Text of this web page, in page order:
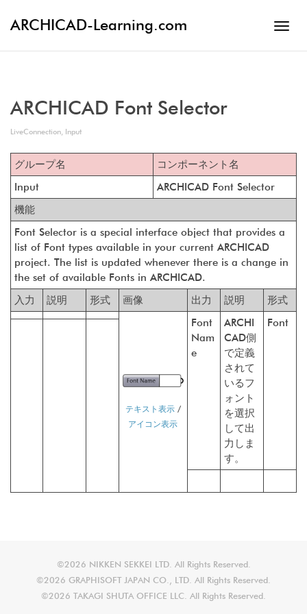
ARCHICAD-Learning.com
ARCHICAD Font Selector
LiveConnection, Input
グループ名
コンポーネント名
Input
ARCHICAD Font Selector
機能
Font Selector is a special interface object that provides a
list of Font types available in your current ARCHICAD
project. The list is updated whenever there is a change in
the set of available Fonts in ARCHICAD.
入力
説明 形式 画像
テキスト表示/
アイコン表示
出力 説明
形式
Font
Nam
e
ARCHI
CAD側
で定義
されて
いるフ
ォント
を選択
して出
力しま
す。
Font
©2026 NIKKEN SEKKEI LTD. All Rights Reserved.
©2026 GRAPHISOFT JAPAN CO., LTD. All Rights Reserved.
©2026 TAKAGI SHUTA OFFICE LLC. All Rights Reserved.